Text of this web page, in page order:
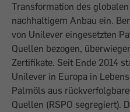
Transformation des
nachhaltigem Anbau ein.
von Unilever eingesetzten
Quellen bezogen,
Zertifikate. Seit Ende 2014
Unilever in Europa in
Palmöls aus
Quellen (RSPO segregiert).